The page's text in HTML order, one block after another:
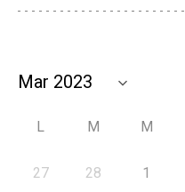
L M M
27 28 1